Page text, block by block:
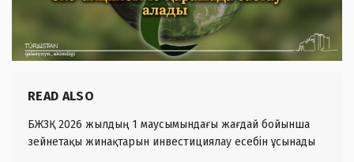
READ ALSO
БЖЗҚ 2026 жылдың 1 маусымындағы жағдай бойынша
зейнетақы жинақтарын инвестициялау есебін ұсынады